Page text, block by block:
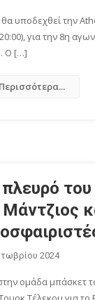
υποδεχθεί την
για την 8η
Ο […]
Περισσότερα...
2024
ομάδα μπάσκετ